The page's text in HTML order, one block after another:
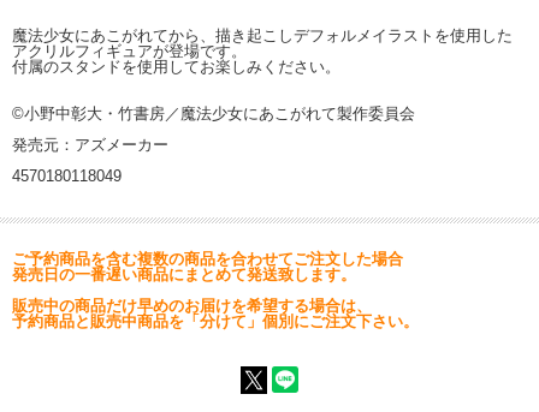
魔法少女にあこがれてから、描き起こしデフォルメイラストを使用した
アクリルフィギュアが登場です。
付属のスタンドを使用してお楽しみください。
©小野中彰大・竹書房／魔法少女にあこがれて製作委員会
発売元：アズメーカー
4570180118049
ご予約商品を含む複数の商品を合わせてご注文した場合
発売日の一番遅い商品にまとめて発送致します。
販売中の商品だけ早めのお届けを希望する場合は、
予約商品と販売中商品を「分けて」個別にご注文下さい。